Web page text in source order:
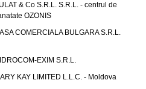
& Co S.R.L. S.R.L. - centrul de
OZONIS
COMERCIALA BULGARA S.R.L.
EXIM S.R.L.
KAY LIMITED L.L.C. - Moldova